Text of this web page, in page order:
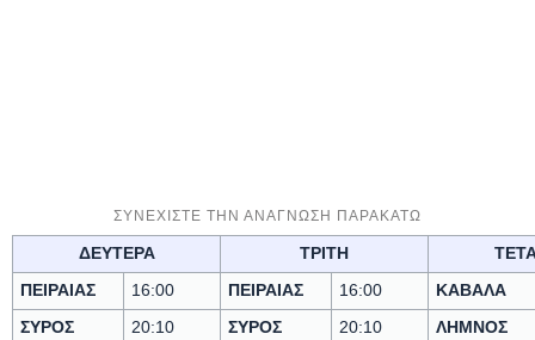
ΔΕΥΤΕΡΑ ΤΡΙΤΗ
ΠΕΙΡΑΙΑΣ 16:00 ΠΕΙΡΑΙΑΣ 16:00 ΚΑΒΑΛΑ
ΣΥΡΟΣ 20:10 ΣΥΡΟΣ 20:10 ΛΗΜΝΟΣ